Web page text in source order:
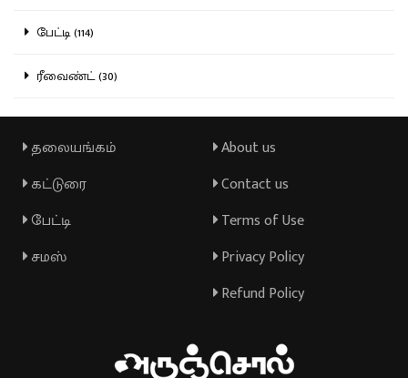
பேட்டி (114)
ரீவைண்ட் (30)
தலையங்கம்
கட்டுரை
பேட்டி
சமஸ்
About us
Contact us
Terms of Use
Privacy Policy
Refund Policy